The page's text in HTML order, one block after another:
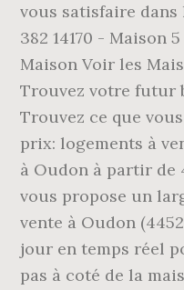
vous satisfaire dans
382 14170 - Maison
Maison Voir les
Trouvez votre futur
Trouvez ce que
prix: logements à
à Oudon à partir de
vous propose un
vente à Oudon
jour en temps réel
pas à coté de la